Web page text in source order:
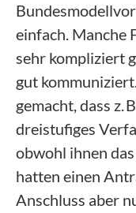
einfach. Manche
sehr kompliziert
gut
gemacht, dass z.
dreistufiges
obwohl ihnen
hatten einen
Anschluss aber